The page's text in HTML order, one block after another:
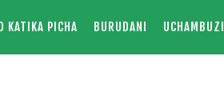
KATIKA PICHA BURUDANI UCHAMBUZI